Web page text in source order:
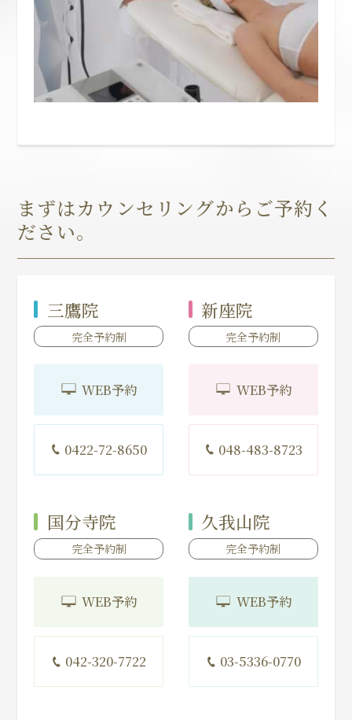
まずはカウンセリングからご予約く
ださい。
三鷹院
完全予約制
WEB予約
0422-72-8650
新座院
完全予約制
WEB予約
048-483-8723
国分寺院
完全予約制
WEB予約
042-320-7722
久我山院
完全予約制
WEB予約
03-5336-0770